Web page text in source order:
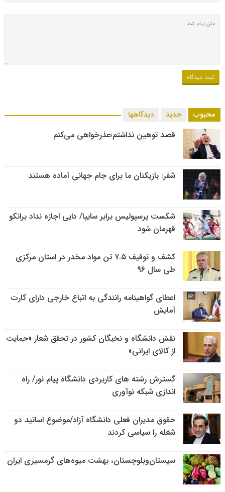
محبوب جدید دیدگاهها
قصد توهین نداشتم؛عذرخواهی می‌کنم
شفر: بازیکنان ما برای جام جهانی آماده هستند
شکست پرسپولیس برابر سایپا/ دایی اجازه نداد برانکو
قهرمان شود
کشف و توقیف ۷.۵ تن مواد مخدر در استان مرکزی
طی سال ۹۶
اعطای گواهینامه رانندگی به اتباع خارجی دارای کارت
آمایش
نقش دانشگاه و نخبگان کشور در تحقق شعار «حمایت
از کالای ایرانی»
گسترش رشته های کاربردی دانشگاه پیام نور/ راه
اندازی شبکه نوآوری
حقوق مدیران فعلی دانشگاه آزاد/موضوع اساتید دو
شغله را سیاسی کردند
سیستان‌وبلوچستان، بهشت میوه‌های گرمسیری ایران